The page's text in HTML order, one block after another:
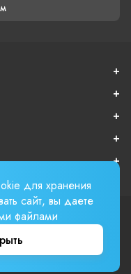
для хранения
сайт, вы даете
файлами